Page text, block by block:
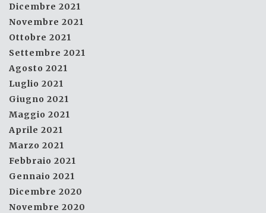
Dicembre 2021
Novembre 2021
Ottobre 2021
Settembre 2021
Agosto 2021
Luglio 2021
Giugno 2021
Maggio 2021
Aprile 2021
Marzo 2021
Febbraio 2021
Gennaio 2021
Dicembre 2020
Novembre 2020